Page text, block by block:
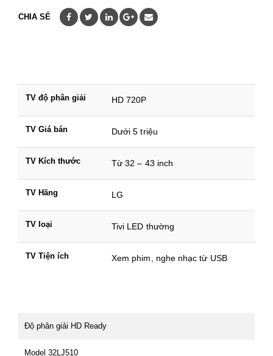
CHIA SẺ
TV độ phân giải HD 720P
TV Giá bán Dưới 5 triệu
TV Kích thước Từ 32 – 43 inch
TV Hãng LG
TV loại Tivi LED thường
TV Tiện ích Xem phim, nghe nhạc từ USB
Độ phân giải HD Ready
Model 32LJ510